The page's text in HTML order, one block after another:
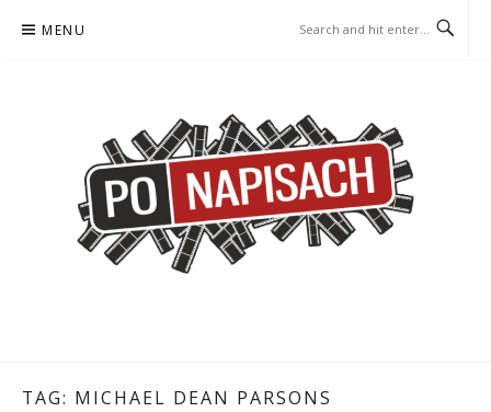
MENU
TAG: MICHAEL DEAN PARSONS